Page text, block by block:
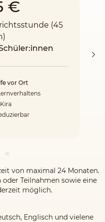
€
(45
vor Ort
von maximal 24 Monaten.
Teilnahmen sowie eine
möglich.
Englisch und vielene